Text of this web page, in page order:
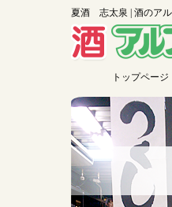
夏酒 志太泉 | 酒のア
トップページ